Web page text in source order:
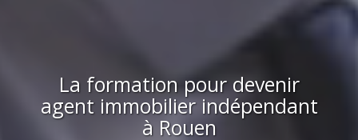
La formation pour devenir
agent immobilier indépendant
à Rouen